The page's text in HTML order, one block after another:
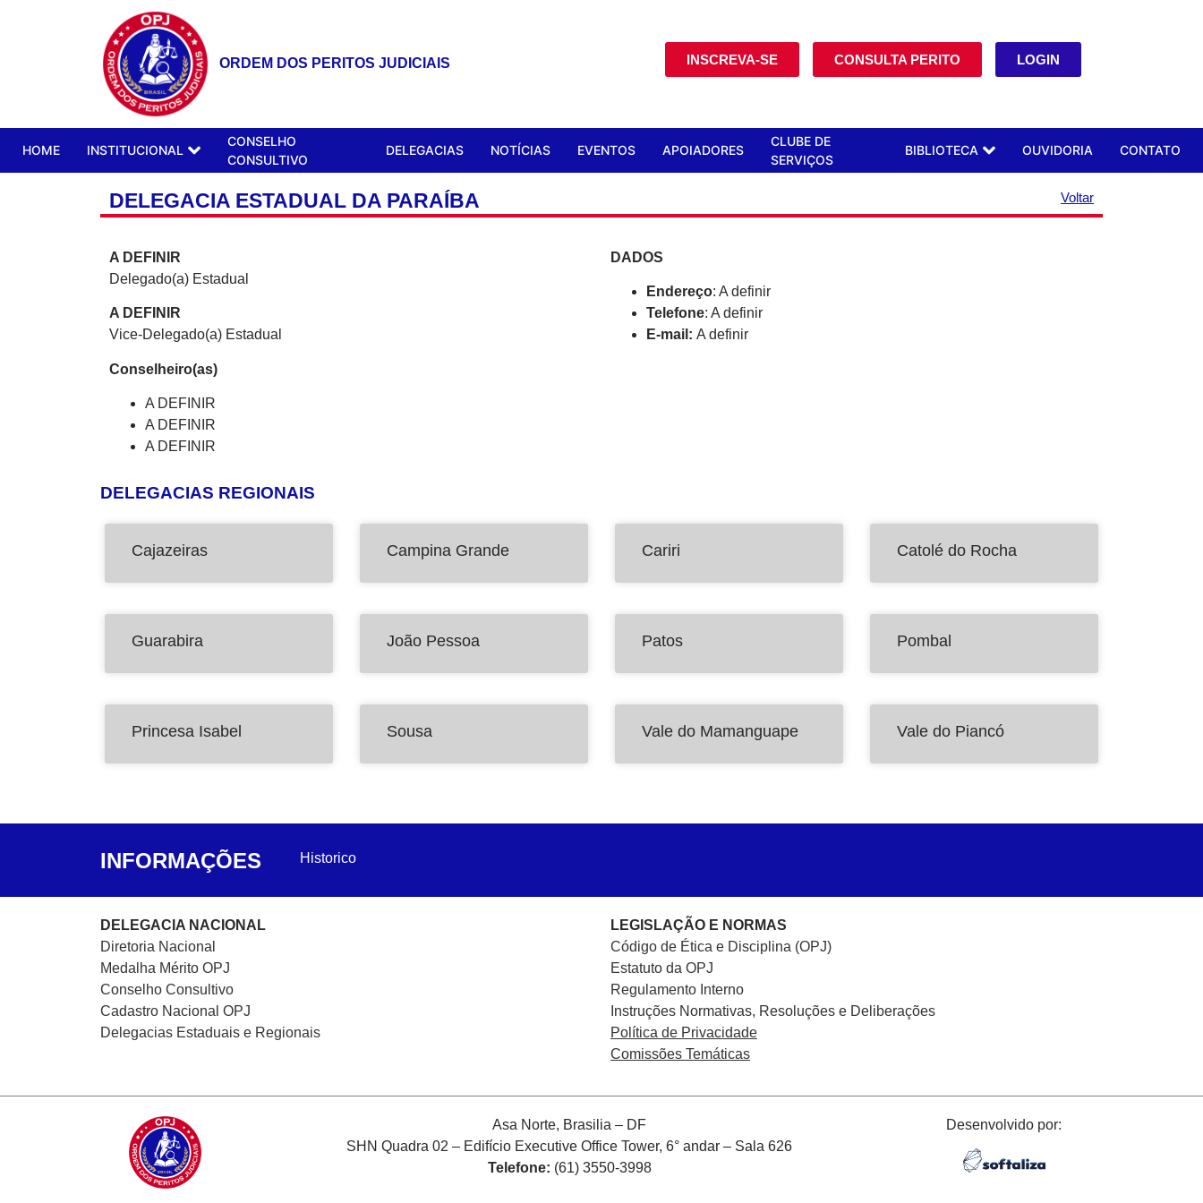
ORDEM DOS PERITOS JUDICIAIS INSCREVA-SE CONSULTA PERITO LOGIN
HOME INSTITUCIONAL
CONSELHO
CONSULTIVO
DELEGACIAS NOTÍCIAS EVENTOS APOIADORES
CLUBE DE
SERVIÇOS
BIBLIOTECA OUVIDORIA CONTATO
DELEGACIA ESTADUAL DA PARAÍBA Voltar
A DEFINIR
Delegado(a) Estadual
A DEFINIR
Vice-Delegado(a) Estadual
Conselheiro(as)
A DEFINIR
A DEFINIR
A DEFINIR
DADOS
Endereço: A definir
Telefone: A definir
E-mail: A definir
DELEGACIAS REGIONAIS
Cajazeiras Campina Grande Cariri Catolé do Rocha
Guarabira João Pessoa Patos Pombal
Princesa Isabel Sousa Vale do Mamanguape Vale do Piancó
INFORMAÇÕES Historico
DELEGACIA NACIONAL
Diretoria Nacional
Medalha Mérito OPJ
Conselho Consultivo
Cadastro Nacional OPJ
Delegacias Estaduais e Regionais
LEGISLAÇÃO E NORMAS
Código de Ética e Disciplina (OPJ)
Estatuto da OPJ
Regulamento Interno
Instruções Normativas, Resoluções e Deliberações
Política de Privacidade
Comissões Temáticas
Asa Norte, Brasilia – DF
SHN Quadra 02 – Edifício Executive Office Tower, 6° andar – Sala 626
Telefone: (61) 3550-3998
Desenvolvido por: